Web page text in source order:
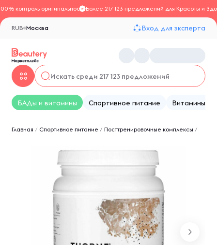
контроль оригинальностиБолее 217 123 предложений для Красоты и
Москва
RUB Вход для эксперта
БАДы и витамины Спортивное питание Витамины
Главная / Спортивное питание / Посттренировочные комплексы /